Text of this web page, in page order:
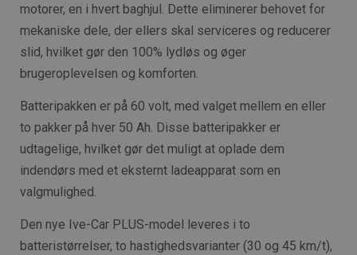
motorer, en i hvert baghjul. Dette eliminerer behovet for
mekaniske dele, der ellers skal serviceres og reducerer
slid, hvilket gør den 100% lydløs og øger
brugeroplevelsen og komforten.
Batteripakken er på 60 volt, med valget mellem en eller
to pakker på hver 50 Ah. Disse batteripakker er
udtagelige, hvilket gør det muligt at oplade dem
indendørs med et eksternt ladeapparat som en
valgmulighed.
Den nye Ive-Car PLUS-model leveres i to
batteristørrelser, to hastighedsvarianter (30 og 45 km/t),